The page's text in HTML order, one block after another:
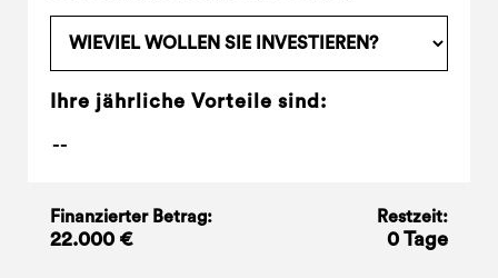
Ihre jährliche Vorteile sind:
Finanzierter Betrag:
22.000 €
Restzeit:
0 Tage